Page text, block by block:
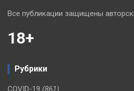
Все публикации защищены
18+
Рубрики
COVID-19 (861)